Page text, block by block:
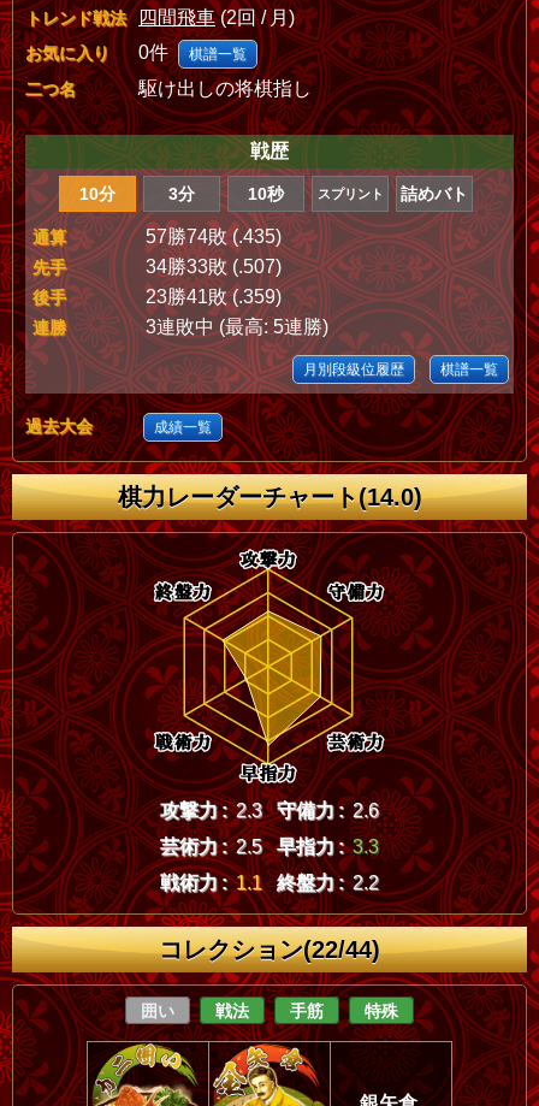
トレンド戦法 四間飛車(2回 / 月)
お気に入り 0件 棋譜一覧
二つ名 駆け出しの将棋指し
戦歴
10分 3分 10秒 スプリント 詰めバト
通算 57勝74敗 (.435)
先手 34勝33敗 (.507)
後手 23勝41敗 (.359)
連勝 3連敗中 (最高: 5連勝)
月別段級位履歴 棋譜一覧
過去大会 成績一覧
棋力レーダーチャート(14.0)
攻撃力 : 2.3 守備力 : 2.6
芸術力 : 2.5 早指力 : 3.3
戦術力 : 1.1 終盤力 : 2.2
コレクション(22/44)
囲い 戦法 手筋 特殊